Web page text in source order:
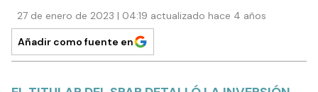
27 de enero de 2023 | 04:19 actualizado hace 4 años
Añadir como fuente en